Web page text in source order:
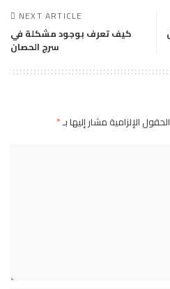
NEXT ARTICLE
كيف تعرف بوجود مشكلة في
سرج الحصان
الحقول الإلزامية مشار إليها بـ*